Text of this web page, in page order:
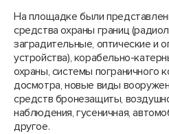
На площадке были
средства охраны границ
заградительные, оптические и
устройства), корабельно-
охраны, системы пограничного
досмотра, новые виды
средств бронезащиты,
наблюдения, гусеничная,
другое.